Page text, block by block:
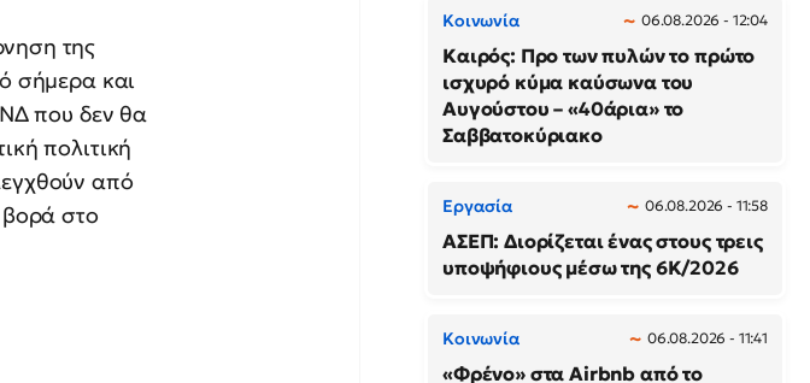
της
σήμερα και
ΝΔ που δεν θα
πολιτική
από
βορά στο
Κοινωνία 06.08.2026 - 12:04
Καιρός: Προ των πυλών το πρώτο
ισχυρό κύμα καύσωνα του
Αυγούστου – «40άρια» το
Σαββατοκύριακο
Εργασία 06.08.2026 - 11:58
ΑΣΕΠ: Διορίζεται ένας στους τρεις
υποψήφιους μέσω της 6Κ/2026
Κοινωνία 06.08.2026 - 11:41
«Φρένο» στα Airbnb από το